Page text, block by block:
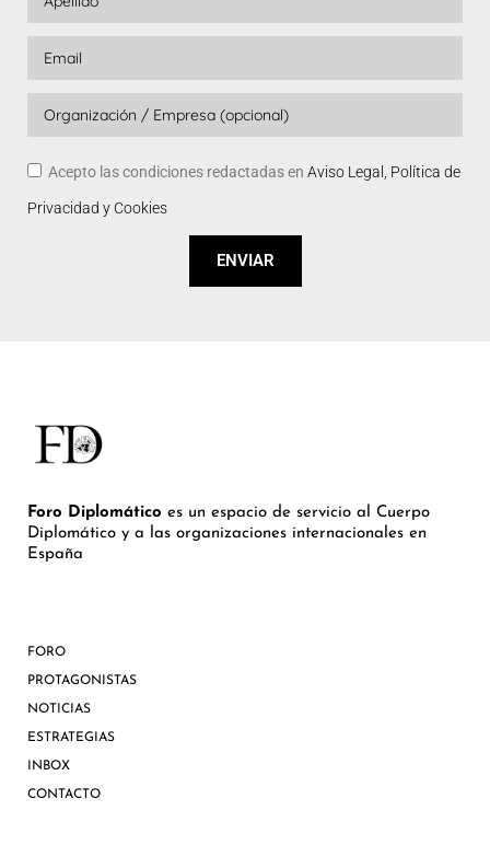
Acepto las condiciones redactadas en Aviso Legal, Política de
Privacidad y Cookies
ENVIAR
Foro Diplomático es un espacio de servicio al Cuerpo
Diplomático y a las organizaciones internacionales en
España
FORO
PROTAGONISTAS
NOTICIAS
ESTRATEGIAS
INBOX
CONTACTO